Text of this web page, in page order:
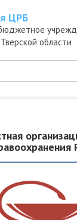
ЦРБ
области